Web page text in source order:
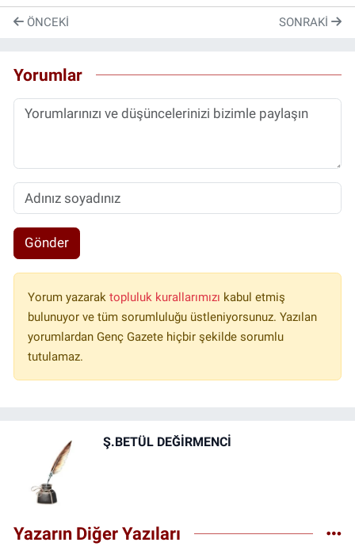
ÖNCEKI SONRAKI
Yorumlar
Gönder
Yorum yazarak topluluk kurallarımızı kabul etmiş
bulunuyor ve tüm sorumluluğu üstleniyorsunuz. Yazılan
yorumlardan Genç Gazete hiçbir şekilde sorumlu
tutulamaz.
Ş.BETÜL DEĞİRMENCİ
Yazarın Diğer Yazıları